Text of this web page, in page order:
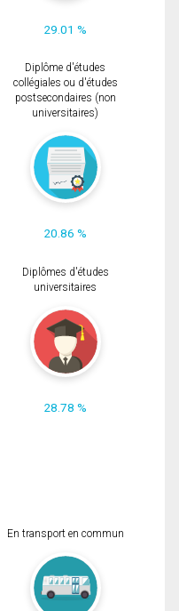
29.01 %
Diplôme d'études
collégiales ou d'études
postsecondaires (non
universitaires)
20.86 %
Diplômes d'études
universitaires
28.78 %
En transport en commun